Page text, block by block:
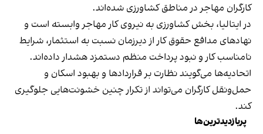
کارگران مهاجر در مناطق کشاورزی شده‌اند.
در ایتالیا، بخش کشاورزی به نیروی کار مهاجر وابسته است و
نهادهای مدافع حقوق کار از دیرزمان نسبت به استثمار، شرایط
نامناسب کار و نبود پرداخت منظم دستمزد هشدار داده‌اند.
اتحادیه‌ها می‌گویند نظارت بر قراردادها و بهبود اسکان و
حمل‌ونقل کارگران می‌تواند از تکرار چنین خشونت‌هایی جلوگیری
کند.
پربازدیدترین‌ها